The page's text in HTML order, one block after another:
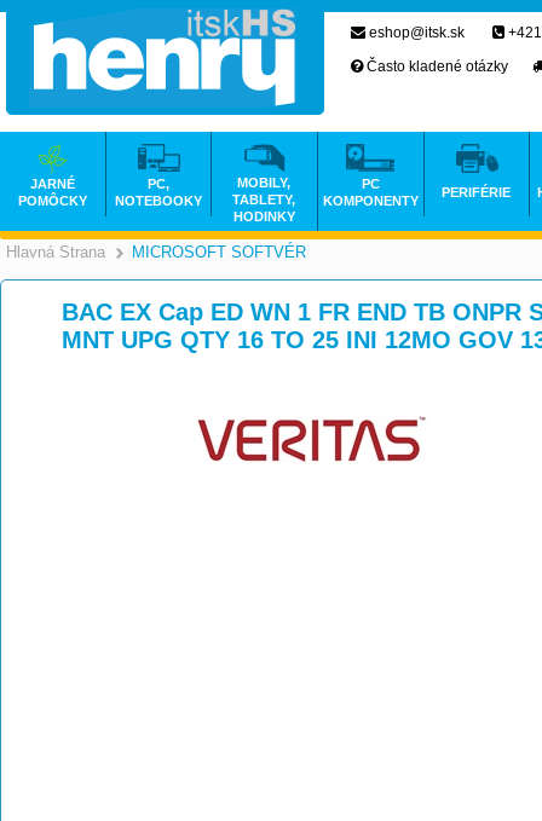
Hlavná Strana >
MICROSOFT SOFTVÉR
BAC EX Cap ED WN 1 FR END TB ONPR
MNT UPG QTY 16 TO 25 INI 12MO GOV
eshop@itsk.sk
Často kladené otázky
JARNÉ
POMÔCKY
PC,
NOTEBOOKY
MOBILY,
TABLETY,
HODINKY
PC
KOMPONENTY
PERIFÉRIE